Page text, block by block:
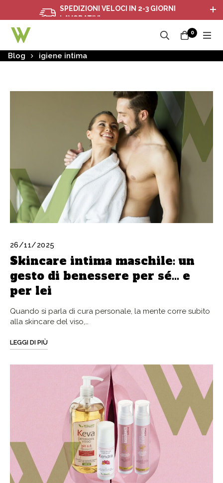
SPEDIZIONI VELOCI IN 2-3 GIORNI
LAVORATIVI
0
Blog igiene intima
26/11/2025
Skincare intima maschile: un
gesto di benessere per sé… e
per lei
Quando si parla di cura personale, la mente corre subito
alla skincare del viso,…
LEGGI DI PIÙ